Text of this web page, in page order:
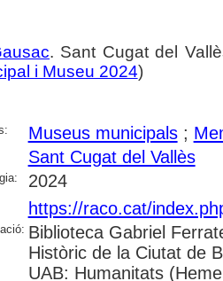
. Sant Cugat del
i Museu 2024)
Museus municipals;
Sant Cugat del Vallès
2024
https://raco.cat/
Biblioteca Gabriel
Històric de la Ciutat de
UAB: Humanitats